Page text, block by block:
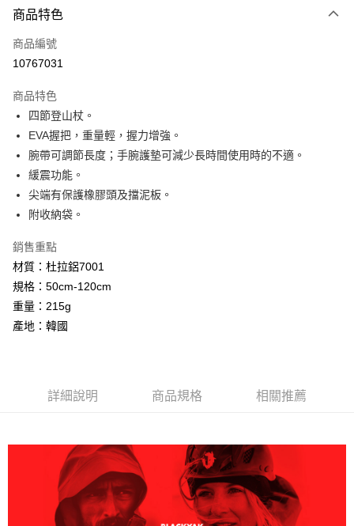
Apple Pay
街口支付
Google Pay
全盈+PAY
AFTEE先享後付
相關說明
【關於「AFTEE先享後付」】
AFTEE先享後付是「在收到商品之後才付款」的支付方式。 讓您購物簡單
１．簡單：不需註冊會員、不需綁卡、不需儲值。
２．便利：只要手機號碼，簡訊認證，即可結帳。
３．安心：先確認商品／服務後，再付款。
【「AFTEE先享後付」結帳流程】
１．於結帳方式選擇「AFTEE先享後付」後，將跳轉至「AFTEE先享後付」
結帳頁面，進行簡訊認證並確認金額後，即可完成結帳。
購買商品的店家。未經商家同意取消之訂單仍視為有效，需透過AFTEE先享
客戶支援中心」https://netprotections.freshdesk.com/support/home
【注意事項】
１．透過由恩沛科技股份有限公司提供之「AFTEE先享後付」服務完成之交
易，需依本服務之必要範圍內提供個人資料，並將交易相關給付款項請求債
ATM付款
運送方式
宅配
商品特色
商品編號
10767031
商品特色
四節登山杖。
EVA握把，重量輕，握力增強。
腕帶可調節長度；手腕護墊可減少長時間使用時的不適。
緩震功能。
尖端有保護橡膠頭及擋泥板。
附收納袋。
銷售重點
材質：杜拉鋁7001
規格：50cm-120cm
重量：215g
產地：韓國
詳細說明 商品規格 相關推薦